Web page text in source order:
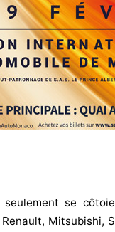
se
Mitsubishi,